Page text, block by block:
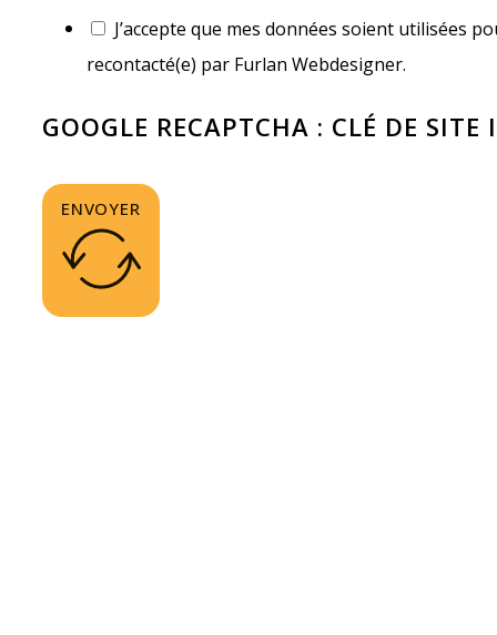
J’accepte que mes données soient utilisées
recontacté(e) par Furlan Webdesigner.
GOOGLE RECAPTCHA : CLÉ DE SITE
ENVOYER